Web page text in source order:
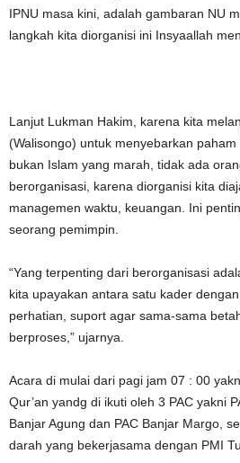
IPNU masa kini, adalah gambaran NU
langkah kita diorganisi ini Insyaallah
Lanjut Lukman Hakim, karena kita
(Walisongo) untuk menyebarkan
bukan Islam yang marah, tidak ada
berorganisasi, karena diorganisi kita
managemen waktu, keuangan. Ini
seorang pemimpin.
“Yang terpenting dari berorganisasi
kita upayakan antara satu kader
perhatian, suport agar sama-sama
berproses,” ujarnya.
Acara di mulai dari pagi jam 07 : 00
Qur’an yandg di ikuti oleh 3 PAC yakni
Banjar Agung dan PAC Banjar Margo,
darah yang bekerjasama dengan PMI